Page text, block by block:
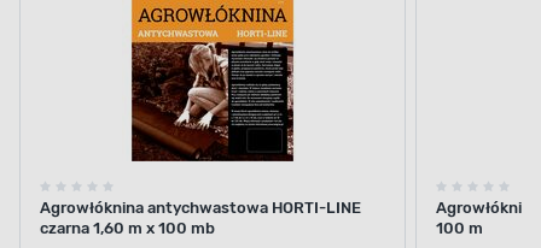
Agrowłóknina antychwastowa HORTI-LINE
czarna 1,60 m x 100 mb
100 m